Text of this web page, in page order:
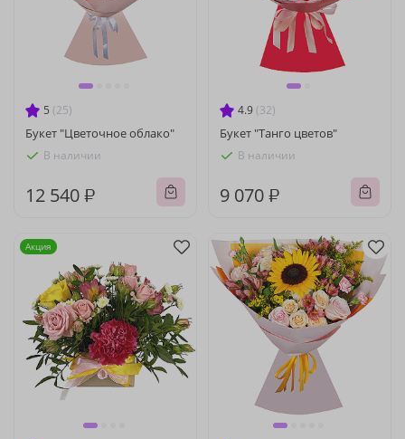
5 (25)
Букет "Цветочное облако"
В наличии
12 540 ₽
4.9 (32)
Букет "Танго цветов"
В наличии
9 070 ₽
Акция